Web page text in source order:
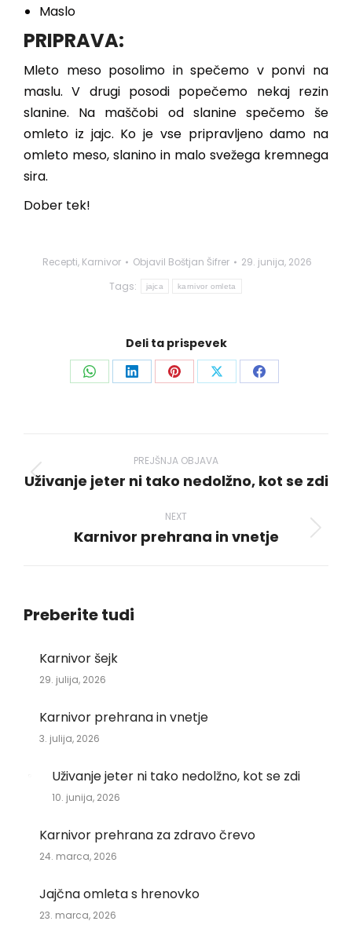
Maslo
PRIPRAVA:
Mleto meso posolimo in spečemo v ponvi na
maslu. V drugi posodi popečemo nekaj rezin
slanine. Na maščobi od slanine spečemo še
omleto iz jajc. Ko je vse pripravljeno damo na
omleto meso, slanino in malo svežega kremnega
sira.
Dober tek!
Recepti, Karnivor Objavil Boštjan Šifrer
29. junija, 2026
Tags:
jajca karnivor omleta
Deli ta prispevek
Share Share Share Share Share
navigation
PREJŠNJA OBJAVA
Previous
Uživanje jeter ni tako nedolžno, kot se zdi
NEXT
Next
Karnivor prehrana in vnetje
Preberite tudi
Karnivor šejk
29. julija, 2026
Karnivor prehrana in vnetje
3. julija, 2026
Uživanje jeter ni tako nedolžno, kot se zdi
10. junija, 2026
Karnivor prehrana za zdravo črevo
24. marca, 2026
Jajčna omleta s hrenovko
23. marca, 2026